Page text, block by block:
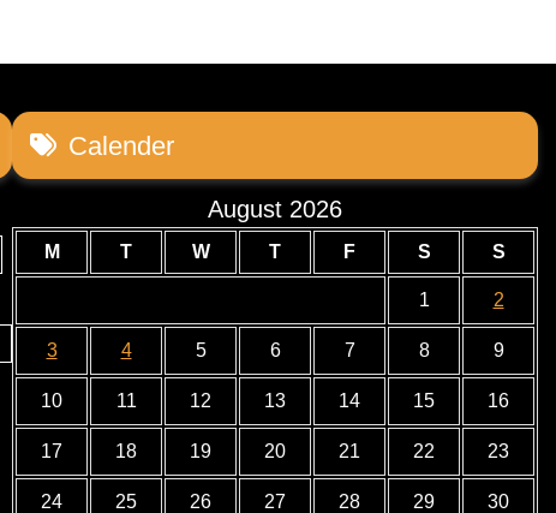
Calender
August 2026
M T W T F S S
1 2
3 4 5 6 7 8 9
10 11 12 13 14 15 16
17 18 19 20 21 22 23
24 25 26 27 28 29 30